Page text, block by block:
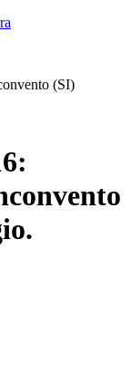
(SI)